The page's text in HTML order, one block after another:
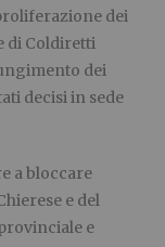
dei
di Coldiretti
dei
decisi in sede
a bloccare
e del
e